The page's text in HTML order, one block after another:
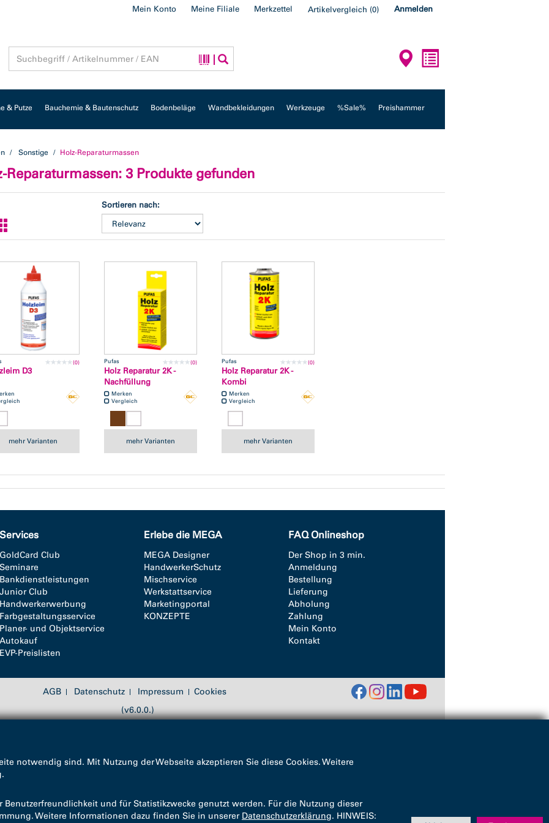
Mein Konto Meine Filiale Merkzettel Artikelvergleich (0) Anmelden
& Putze Bauchemie & Bautenschutz Bodenbeläge Wandbekleidungen Werkzeuge %Sale% Preishammer
Sonstige Holz-Reparaturmassen
Reparaturmassen: 3 Produkte gefunden
Sortieren nach:
(0)
D3
mehr Varianten
Pufas (0)
Holz Reparatur 2K -
Nachfüllung
Merken
Vergleich
mehr Varianten
Pufas (0)
Holz Reparatur 2K -
Kombi
Merken
Vergleich
mehr Varianten
Services
GoldCard Club
Seminare
Bankdienstleistungen
Junior Club
Handwerkerwerbung
Farbgestaltungsservice
Planer- und Objektservice
Autokauf
EVP-Preislisten
Erlebe die MEGA
MEGA Designer
HandwerkerSchutz
Mischservice
Werkstattservice
Marketingportal
KONZEPTE
FAQ Onlineshop
Der Shop in 3 min.
Anmeldung
Bestellung
Lieferung
Abholung
Zahlung
Mein Konto
Kontakt
AGB Datenschutz Impressum
Cookies
(v6.0.0.)
notwendig sind. Mit Nutzung der Webseite akzeptieren Sie diese Cookies. Weitere
.
Benutzerfreundlichkeit und für Statistikzwecke genutzt werden. Für die Nutzung dieser
Weitere Informationen dazu finden Sie in unserer Datenschutzerklärung. HINWEIS: